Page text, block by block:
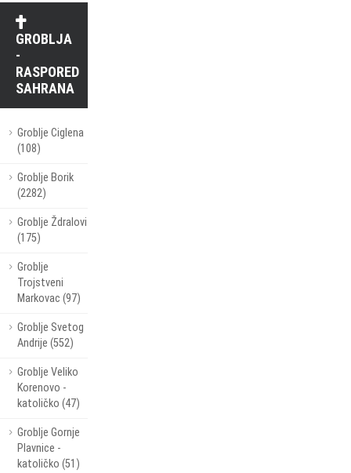
GROBLJA
-
RASPORED
SAHRANA
Groblje Ciglena
(108)
Groblje Borik
(2282)
Groblje Ždralovi
(175)
Groblje
Trojstveni
Markovac (97)
Groblje Svetog
Andrije (552)
Groblje Veliko
Korenovo -
katoličko (47)
Groblje Gornje
Plavnice -
katoličko (51)